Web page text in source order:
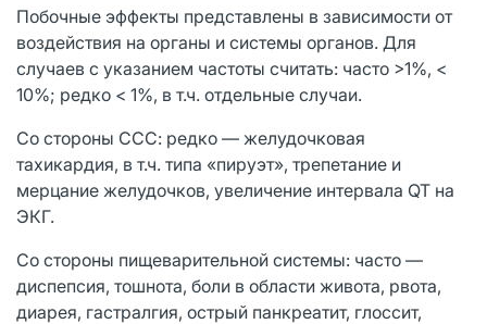
Побочные эффекты представлены в зависимости от
воздействия на органы и системы органов. Для
случаев с указанием частоты считать: часто >1%, <
10%; редко < 1%, в т.ч. отдельные случаи.
Со стороны ССС: редко — желудочковая
тахикардия, в т.ч. типа «пируэт», трепетание и
мерцание желудочков, увеличение интервала QT на
ЭКГ.
Со стороны пищеварительной системы: часто —
диспепсия, тошнота, боли в области живота, рвота,
диарея, гастралгия, острый панкреатит, глоссит,